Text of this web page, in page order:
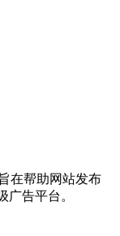
在帮助网站发布
广告平台。